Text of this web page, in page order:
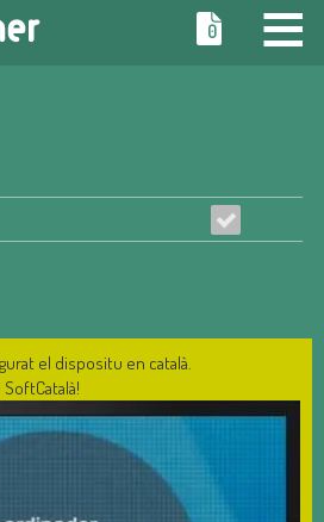
≡
0
el dispositu en català.